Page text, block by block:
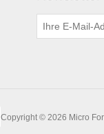
Copyright © 2026 Micro